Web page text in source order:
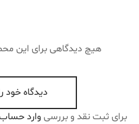
هیچ دیدگاهی برای این
دیدگاه خود
برای ثبت نقد و بررسی وارد